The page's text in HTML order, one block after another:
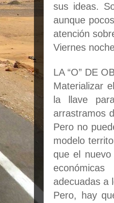
sus ideas.
aunque
atención
Viernes
LA “O” DE
Materializar
la llave
arrastramos
Pero no
modelo
que el
adecuadas a
Pero, hay